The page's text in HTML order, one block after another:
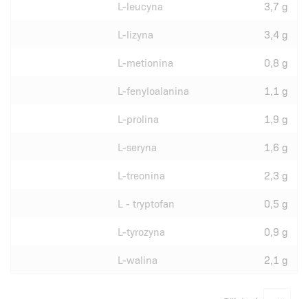
L-leucyna
3,7 g
L-lizyna
3,4 g
L-metionina
0,8 g
L-fenyloalanina
1,1 g
L-prolina
1,9 g
L-seryna
1,6 g
L-treonina
2,3 g
L - tryptofan
0,5 g
L-tyrozyna
0,9 g
L-walina
2,1 g